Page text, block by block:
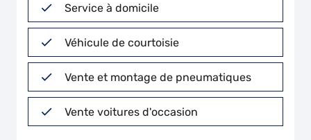
Service à domicile
Véhicule de courtoisie
Vente et montage de pneumatiques
Vente voitures d'occasion